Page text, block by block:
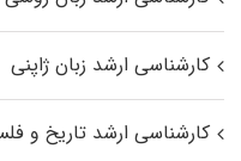
کارشناسی ارشد زبان ژاپنی
کارشناسی ارشد تاریخ و